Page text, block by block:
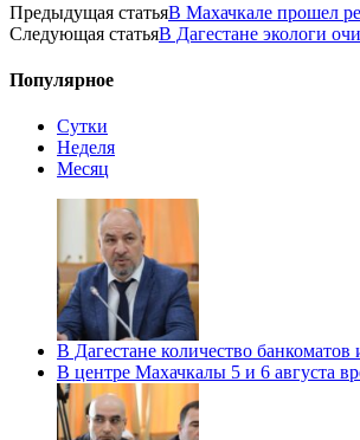
Предыдущая статьяВ Махачкале прошел
Следующая статьяВ Дагестане экологи
Популярное
Сутки
Неделя
Месяц
В Дагестане количество
В центре Махачкалы 5 и 6 августа